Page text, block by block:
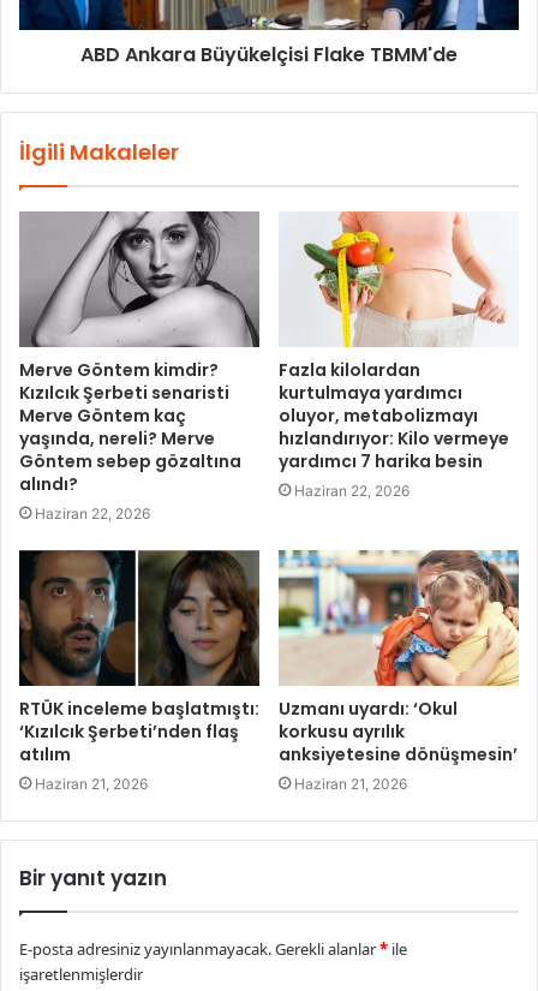
ABD Ankara Büyükelçisi Flake TBMM'de
İlgili Makaleler
Merve Göntem kimdir?
Kızılcık Şerbeti senaristi
Merve Göntem kaç
yaşında, nereli? Merve
Göntem sebep gözaltına
alındı?
Haziran 22, 2026
Fazla kilolardan
kurtulmaya yardımcı
oluyor, metabolizmayı
hızlandırıyor: Kilo vermeye
yardımcı 7 harika besin
Haziran 22, 2026
RTÜK inceleme başlatmıştı:
‘Kızılcık Şerbeti’nden flaş
atılım
Haziran 21, 2026
Uzmanı uyardı: ‘Okul
korkusu ayrılık
anksiyetesine dönüşmesin’
Haziran 21, 2026
Bir yanıt yazın
E-posta adresiniz yayınlanmayacak.Gerekli alanlar* ile
işaretlenmişlerdir